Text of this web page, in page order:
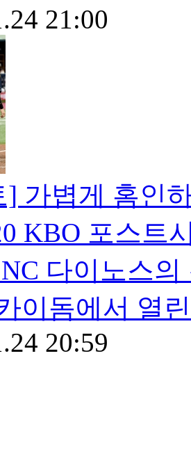
21:00
] 가볍게 홈인
KBO 포스트
다이노스
이돔에서 열
20:59